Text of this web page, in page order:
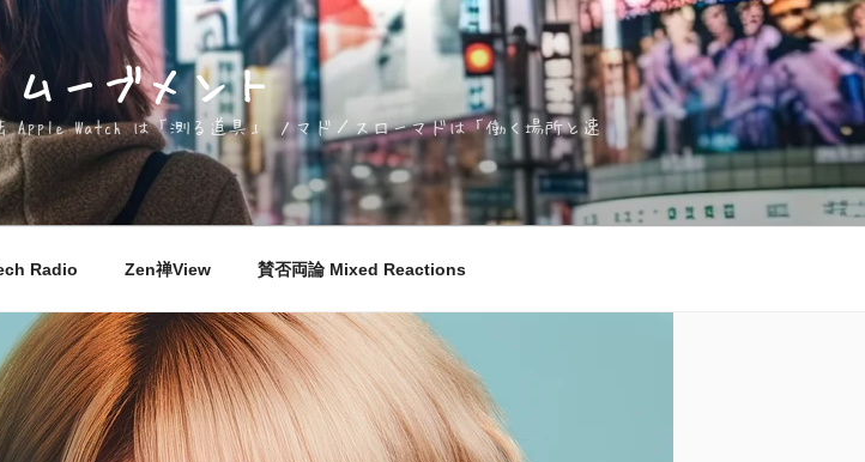
ムーブメント
Watch は「測る道具」 ノマド／スローマドは「働く場所と速
Radio Zen禅View 賛否両論 Mixed Reactions